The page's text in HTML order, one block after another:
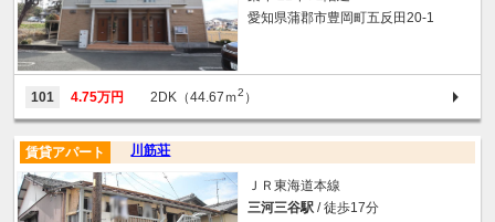
愛知県蒲郡市豊岡町五反田20-1
101 4.75万円 2DK（44.67ｍ2 ）
川筋荘
賃貸アパート
ＪＲ東海道本線
三河三谷駅 / 徒歩17分